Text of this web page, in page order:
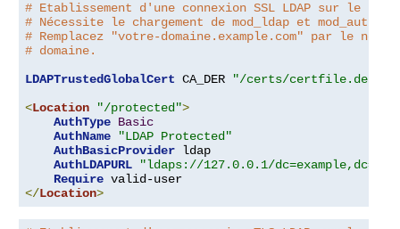
# Etablissement d'une connexion SSL LDAP sur le
# Nécessite le chargement de mod_ldap et
# Remplacez "votre-domaine.example.com" par le nom
# domaine.
LDAPTrustedGlobalCert CA_DER
"/certs/certfile.der"
<Location "/protected">
AuthType Basic
AuthName
"LDAP Protected"
AuthBasicProvider ldap
AuthLDAPURL
"ldaps://127.0.0.1/
Require
</Location>